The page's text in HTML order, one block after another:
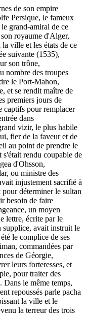
de son empire
Persique, le fameux
grand-amiral de ce
royaume d'Alger,
ville et les états de ce
suivante (1535),
son trône,
nombre des troupes
le Port-Mahon,
et se rendit maître de
premiers jours de
captifs pour remplacer
dans
vizir, le plus habile
fier de la faveur et de
au point de prendre le
rendu coupable de
d'Ohsson,
ou ministre des
injustement sacrifié à
déterminer le sultan
besoin de faire
un moyen
lettre, écrite par le
supplice, avait instruit le
le complice de ses
commandées par
de Géorgie,
leurs forteresses, et
pour traiter des
Dans le même temps,
repoussés parle pacha
la ville et le
la terreur des trois